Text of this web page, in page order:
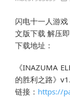
闪电十一人游
文版下
下载地址：
《INAZUMA
的胜利之路》
链接： https://